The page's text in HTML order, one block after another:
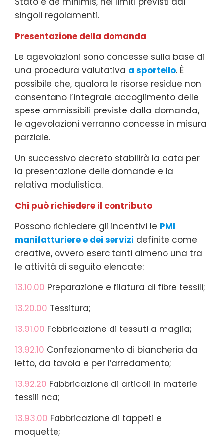
singoli regolamenti.
Presentazione della domanda
Le agevolazioni sono concesse sulla base di
una procedura valutativa a sportello. È
possibile che, qualora le risorse residue non
consentano l’integrale accoglimento delle
spese ammissibili previste dalla domanda,
le agevolazioni verranno concesse in misura
parziale.
Un successivo decreto stabilirà la data per
la presentazione delle domande e la
relativa modulistica.
Chi può richiedere il contributo
Possono richiedere gli incentivi le PMI
manifatturiere e dei servizi definite come
creative, ovvero esercitanti almeno una tra
le attività di seguito elencate:
13.10.00 Preparazione e filatura di fibre tessili;
13.20.00 Tessitura;
13.91.00 Fabbricazione di tessuti a maglia;
13.92.10 Confezionamento di biancheria da
letto, da tavola e per l’arredamento;
13.92.20 Fabbricazione di articoli in materie
tessili nca;
13.93.00 Fabbricazione di tappeti e
moquette;